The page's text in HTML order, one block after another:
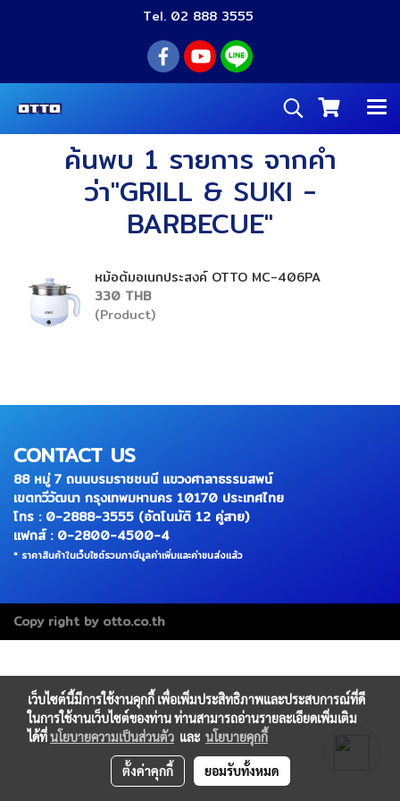
Tel. 02 888 3555
ค้นพบ 1 รายการ จากคำ
ว่า"GRILL & SUKI -
BARBECUE"
หม้อต้มอเนกประสงค์ OTTO MC-406PA
330 THB
(Product)
CONTACT US
88 หมู่ 7 ถนนบรมราชชนนี แขวงศาลาธรรมสพน์
เขตทวีวัฒนา กรุงเทพมหานคร 10170 ประเทศไทย
โทร : 0-2888-3555 (อัตโนมัติ 12 คู่สาย)
แฟกส์ : 0-2800-4500-4
* ราคาสินค้าในเว็บไซต์รวมภาษีมูลค่าเพิ่มและค่าขนส่งแล้ว
Copy right by otto.co.th
เว็บไซต์นี้มีการใช้งานคุกกี้ เพื่อเพิ่มประสิทธิภาพและประสบการณ์ที่ดี
ในการใช้งานเว็บไซต์ของท่าน ท่านสามารถอ่านรายละเอียดเพิ่มเติม
ได้ที่นโยบายความเป็นส่วนตัว และ นโยบายคุกกี้
ตั้งค่าคุกกี้ ยอมรับทั้งหมด